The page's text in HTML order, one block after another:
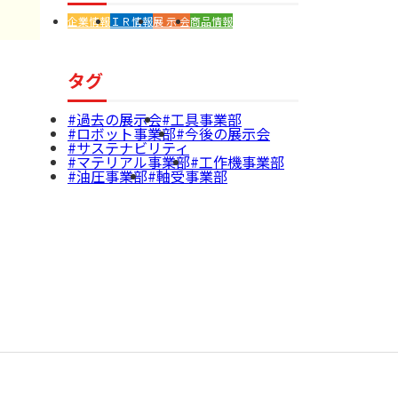
企業情報ＩＲ情報展 示 会商品情報
タグ
過去の展示会 工具事業部
ロボット事業部 今後の展示会
サステナビリティ
マテリアル事業部 工作機事業部
油圧事業部 軸受事業部